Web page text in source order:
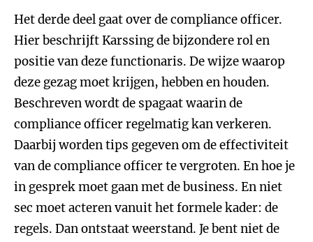
Het derde deel gaat over de compliance officer.
Hier beschrijft Karssing de bijzondere rol en
positie van deze functionaris. De wijze waarop
deze gezag moet krijgen, hebben en houden.
Beschreven wordt de spagaat waarin de
compliance officer regelmatig kan verkeren.
Daarbij worden tips gegeven om de effectiviteit
van de compliance officer te vergroten. En hoe je
in gesprek moet gaan met de business. En niet
sec moet acteren vanuit het formele kader: de
regels. Dan ontstaat weerstand. Je bent niet de